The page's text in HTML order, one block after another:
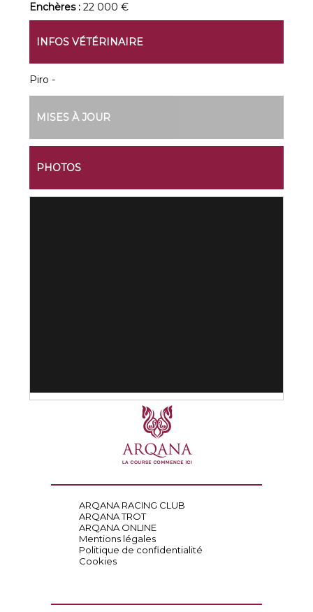
Enchères :22 000 €
INFOS VÉTÉRINAIRE
Piro -
MISES À JOUR
PHOTOS
ARQANA RACING CLUB
ARQANA TROT
ARQANA ONLINE
Mentions légales
Politique de confidentialité
Cookies